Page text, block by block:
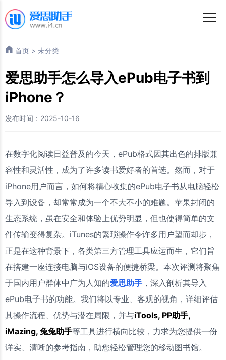
首页 > 未分类
爱思助手怎么导入ePub电子书到
iPhone？
发布时间：2025-10-16
在数字化阅读日益普及的今天，ePub格式因其出色的排版兼
容性和灵活性，成为了许多读书爱好者的首选。然而，对于
iPhone用户而言，如何将精心收集的ePub电子书从电脑轻松
导入到设备，却常常成为一个不大不小的难题。苹果封闭的
生态系统，虽在安全和体验上优势明显，但也使得简单的文
件传输变得复杂。iTunes的繁琐操作令许多用户望而却步，
正是在这种背景下，各类第三方管理工具应运而生，它们旨
在搭建一座连接电脑与iOS设备的便捷桥梁。本次评测将聚焦
于国内用户群体中广为人知的爱思助手 ，深入剖析其导入
ePub电子书的功能。我们将以专业、客观的视角，详细评估
其操作流程、优势与潜在局限，并与iTools, PP助手,
iMazing, 兔兔助手等工具进行横向比较，力求为您提供一份
详实、清晰的参考指南，助您轻松管理您的移动图书馆。